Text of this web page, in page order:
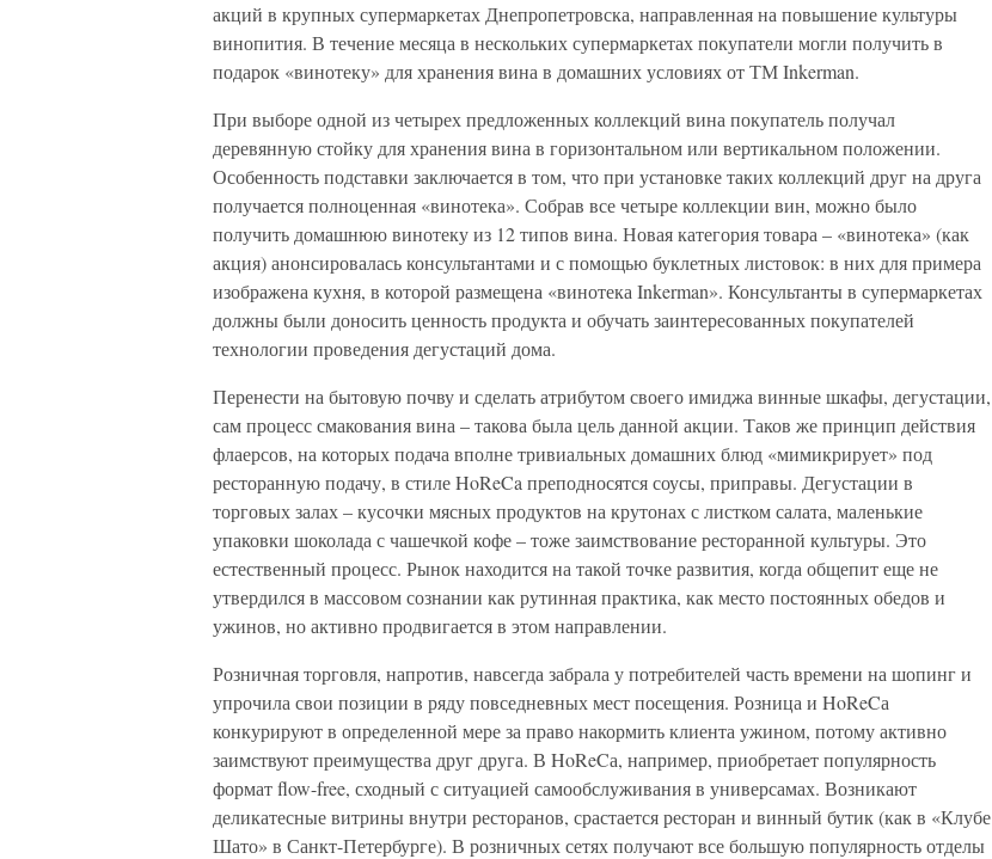
акций в крупных супермаркетах Днепропетровска, направленная на повышение культуры
винопития. В течение месяца в нескольких супермаркетах покупатели могли получить в
подарок «винотеку» для хранения вина в домашних условиях от ТМ Inkerman.
При выборе одной из четырех предложенных коллекций вина покупатель получал
деревянную стойку для хранения вина в горизонтальном или вертикальном положении.
Особенность подставки заключается в том, что при установке таких коллекций друг на друга
получается полноценная «винотека». Собрав все четыре коллекции вин, можно было
получить домашнюю винотеку из 12 типов вина. Новая категория товара – «винотека» (как
акция) анонсировалась консультантами и с помощью буклетных листовок: в них для примера
изображена кухня, в которой размещена «винотека Inkerman». Консультанты в супермаркетах
должны были доносить ценность продукта и обучать заинтересованных покупателей
технологии проведения дегустаций дома.
Перенести на бытовую почву и сделать атрибутом своего имиджа винные шкафы, дегустации,
сам процесс смакования вина – такова была цель данной акции. Таков же принцип действия
флаерсов, на которых подача вполне тривиальных домашних блюд «мимикрирует» под
ресторанную подачу, в стиле HoReCa преподносятся соусы, приправы. Дегустации в
торговых залах – кусочки мясных продуктов на крутонах с листком салата, маленькие
упаковки шоколада с чашечкой кофе – тоже заимствование ресторанной культуры. Это
естественный процесс. Рынок находится на такой точке развития, когда общепит еще не
утвердился в массовом сознании как рутинная практика, как место постоянных обедов и
ужинов, но активно продвигается в этом направлении.
Розничная торговля, напротив, навсегда забрала у потребителей часть времени на шопинг и
упрочила свои позиции в ряду повседневных мест посещения. Розница и HoReCа
конкурируют в определенной мере за право накормить клиента ужином, потому активно
заимствуют преимущества друг друга. В HoReCа, например, приобретает популярность
формат flow-free, сходный с ситуацией самообслуживания в универсамах. Возникают
деликатесные витрины внутри ресторанов, срастается ресторан и винный бутик (как в «Клубе
Шато» в Санкт-Петербурге). В розничных сетях получают все большую популярность отделы